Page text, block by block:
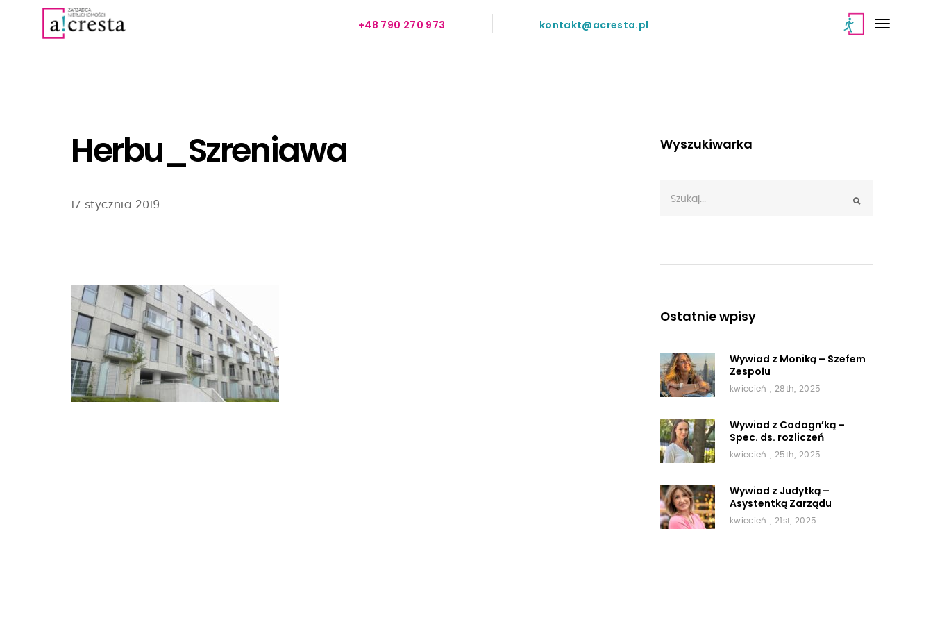
+48 790 270 973 kontakt@acresta.pl
Herbu_Szreniawa
17 stycznia 2019
Wyszukiwarka
Ostatnie wpisy
Wywiad z Moniką – Szefem
Zespołu
kwiecień , 28th, 2025
Wywiad z Codogn’ką –
Spec. ds. rozliczeń
kwiecień , 25th, 2025
Wywiad z Judytką –
Asystentką Zarządu
kwiecień , 21st, 2025